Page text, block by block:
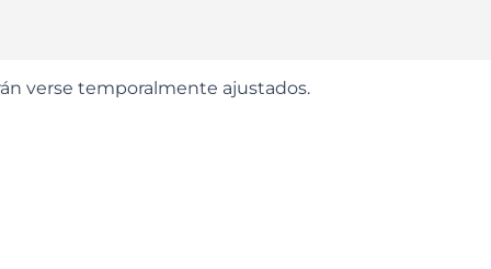
verse temporalmente ajustados.